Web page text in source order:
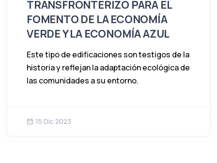
TRANSFRONTERIZO PARA EL
FOMENTO DE LA ECONOMÍA
VERDE Y LA ECONOMÍA AZUL
Este tipo de edificaciones son testigos de la
historia y reflejan la adaptación ecológica de
las comunidades a su entorno.
15 Dic 2023